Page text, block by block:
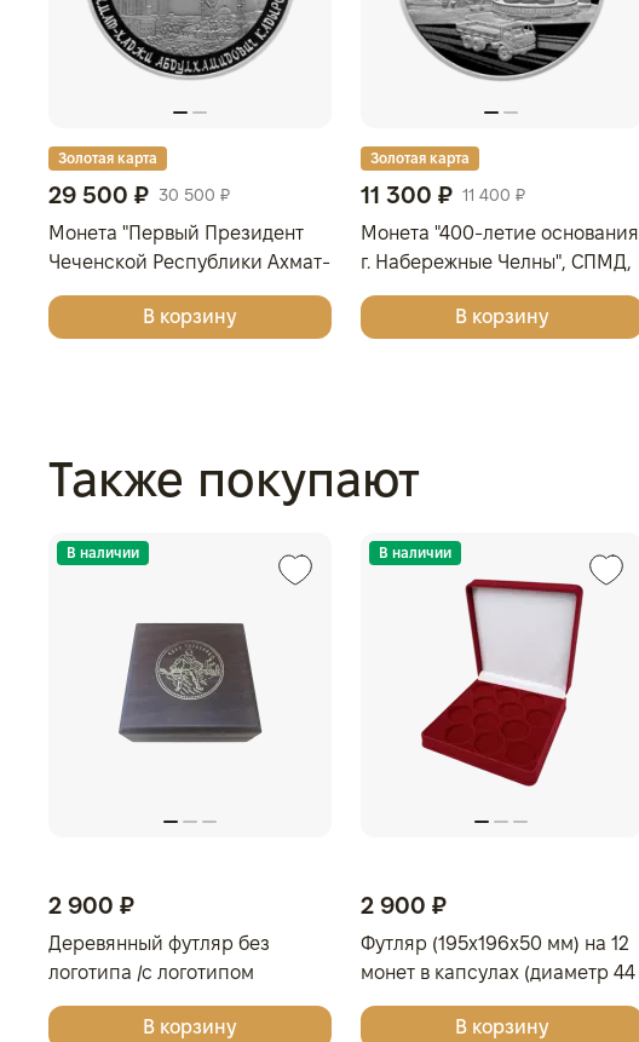
Золотая карта
29 500 ₽ 30 500 ₽
Монета "Первый Президент
Чеченской Республики Ахмат-
Хаджи Абдулхамидович
Кадыров, к 75-летию со дня
В корзину
Золотая карта
11 300 ₽ 11 400 ₽
Монета "400-летие основания
г. Набережные Челны", СПМД,
2026 г., Серебро, 31,1 гр., проба
925, РОССИЯВ корзину
Также покупают
В наличии
2 900 ₽
Деревянный футляр без
логотипа /с логотипом
Золотая Плата/Сеятель/
Георгий Победоносец для
В корзину
В наличии
2 900 ₽
Футляр (195x196x50 мм) на 12
монет в капсулах (диаметр 44
мм), светло-бордовый
В корзину